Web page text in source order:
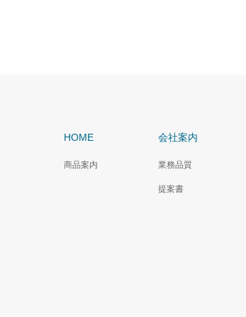
HOME
商品案内
会社案内
業務品質
提案書